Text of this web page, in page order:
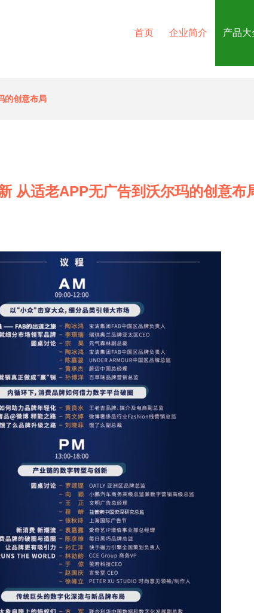
首页 企业简介 产品大
的创意布局
从适老APP无广告到沃尔玛的创意布